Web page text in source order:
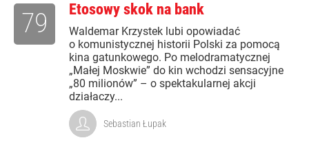
Etosowy skok na bank
Waldemar Krzystek lubi opowiadać
o komunistycznej historii Polski za pomocą
kina gatunkowego. Po melodramatycznej
„Małej Moskwie” do kin wchodzi sensacyjne
„80 milionów” – o spektakularnej akcji
działaczy...
79
Sebastian Łupak